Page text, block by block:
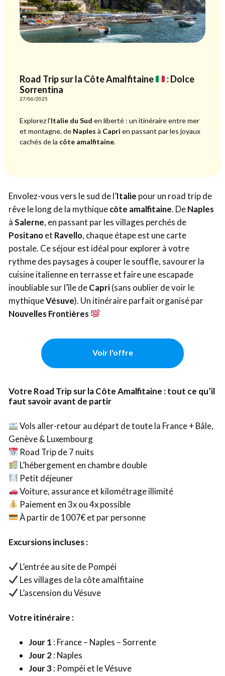
Road Trip sur la Côte Amalfitaine
: Dolce
Sorrentina
27/06/2025
Explorez l’Italie du Sud en liberté : un itinéraire entre mer
et montagne, de Naples à Capri en passant par les joyaux
cachés de la côte amalfitaine.
Envolez-vous vers le sud de l’Italie pour un road trip de
rêve le long de la mythiquecôte amalfitaine. DeNaples
àSalerne, en passant par les villages perchés de
Positanoet Ravello, chaque étape est une carte
postale. Ce séjour est idéal pour explorer à votre
rythme des paysages à couper le souffle, savourer la
cuisine italienne en terrasse et faire une escapade
inoubliable sur l’île deCapri(sans oublier de voir le
mythiqueVésuve). Un itinéraire parfait organisé par
Nouvelles Frontières
Voir l'offre
Votre Road Trip sur la Côte Amalfitaine : tout ce qu’il
faut savoir avant de partir
Vols aller-retour au départ de toute la France + Bâle,
Genève & Luxembourg
Road Trip de 7 nuits
L’hébergement en chambre double
Petit déjeuner
Voiture, assurance et kilométrage illimité
Paiement en 3x ou 4x possible
À partir de 1007€ et par personne
Excursions incluses :
L’entrée au site de Pompéi
Les villages de la côte amalfitaine
L’ascension du Vésuve
Votre itinéraire :
Jour 1 : France – Naples – Sorrente
Jour 2: Naples
Jour 3: Pompéi et le Vésuve